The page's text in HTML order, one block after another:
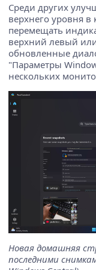
Среди других
верхнего уровня
перемещать
верхний левый
обновленные
"Параметры
нескольких
Новая домашняя
последними